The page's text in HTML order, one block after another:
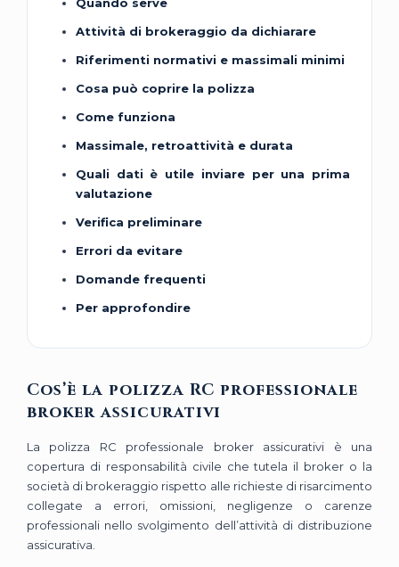
Attività di brokeraggio da dichiarare
Riferimenti normativi e massimali minimi
Cosa può coprire la polizza
Come funziona
Massimale, retroattività e durata
Quali dati è utile inviare per una prima
valutazione
Verifica preliminare
Errori da evitare
Domande frequenti
Per approfondire
Cos’è la polizza RC professionale
broker assicurativi
La polizza RC professionale broker assicurativi è una
copertura di responsabilità civile che tutela il broker o la
società di brokeraggio rispetto alle richieste di risarcimento
collegate a errori, omissioni, negligenze o carenze
professionali nello svolgimento dell’attività di distribuzione
assicurativa.